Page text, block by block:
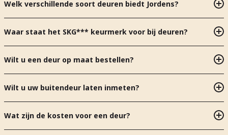
Welk verschillende soort deuren biedt Jordens?
Waar staat het SKG*** keurmerk voor bij deuren?
Wilt u een deur op maat bestellen?
Wilt u uw buitendeur laten inmeten?
Wat zijn de kosten voor een deur?